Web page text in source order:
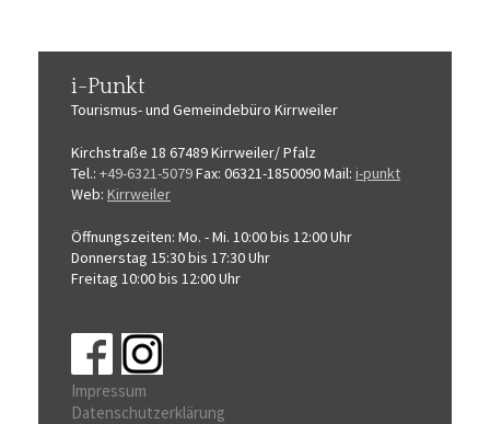
i-Punkt
Tourismus-und Gemeindebüro Kirrweiler
Kirchstraße 18 67489 Kirrweiler/ Pfalz
Tel.: +49-6321-5079Fax: 06321-1850090Mail: i-punkt
Web: Kirrweiler
Öffnungszeiten: Mo. - Mi. 10:00 bis 12:00 Uhr
Donnerstag 15:30 bis 17:30 Uhr
Freitag 10:00 bis 12:00 Uhr
Impressum
Datenschutzerklärung